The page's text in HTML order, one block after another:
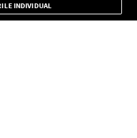
CONFIDENŢIALITATE
INDIVIDUAL